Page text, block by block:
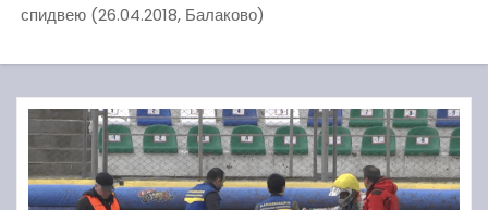
спидвею (26.04.2018, Балаково)